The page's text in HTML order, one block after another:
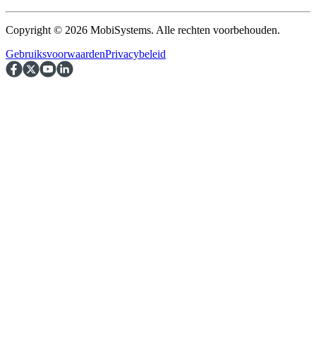
Copyright © 2026 MobiSystems. Alle rechten voorbehouden.
GebruiksvoorwaardenPrivacybeleid